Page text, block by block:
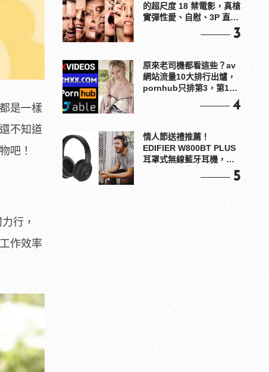
是一樣
不知道
吧！
行，
作效率
的超尺度 18 禁電影，真槍
實彈性愛、自慰、3P 直接
3
原來老司機都看這些？av
網站流量10大排行出爐，
pornhub只排第3，第1名
4
情人節送禮推薦！
EDIFIER W800BT PLUS
耳罩式無線藍牙耳機，在
5